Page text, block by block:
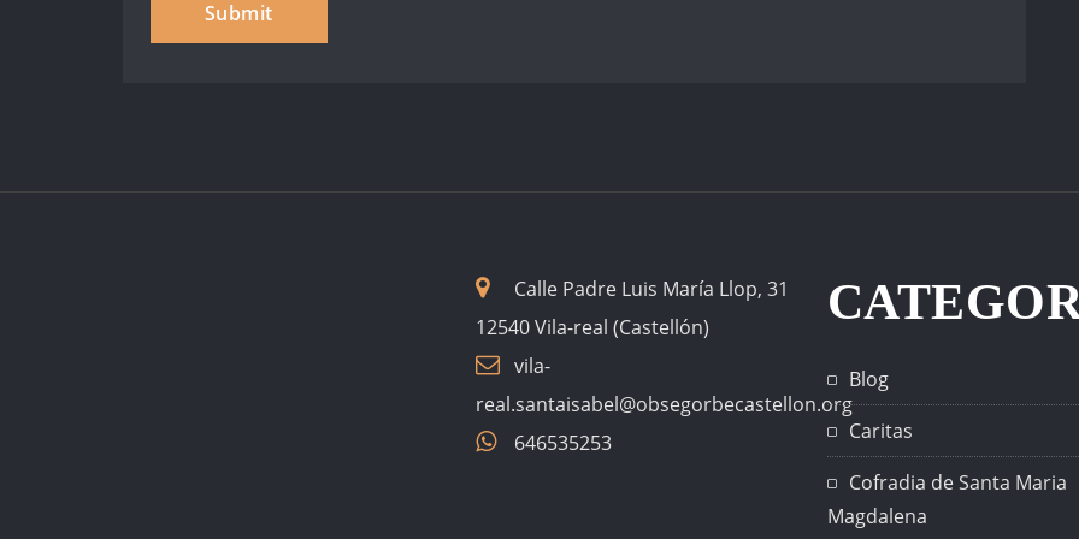
Calle Padre Luis María Llop, 31
12540 Vila-real (Castellón)
vila-
real.santaisabel@obsegorbecastellon.org
646535253
Blog
Caritas
Cofradia de Santa Maria
Magdalena